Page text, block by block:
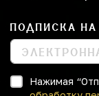
ПОДПИСКА НА
Нажимая